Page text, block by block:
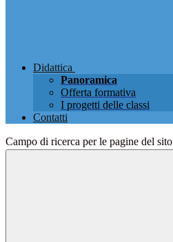
Didattica
Panoramica
Offerta formativa
I progetti delle classi
Contatti
Campo di ricerca per le pagine del sito